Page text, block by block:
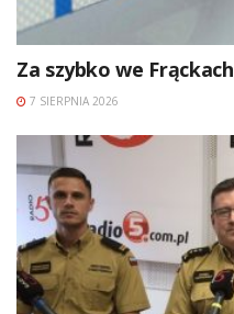
Za szybko we Frąckach
7 SIERPNIA 2026